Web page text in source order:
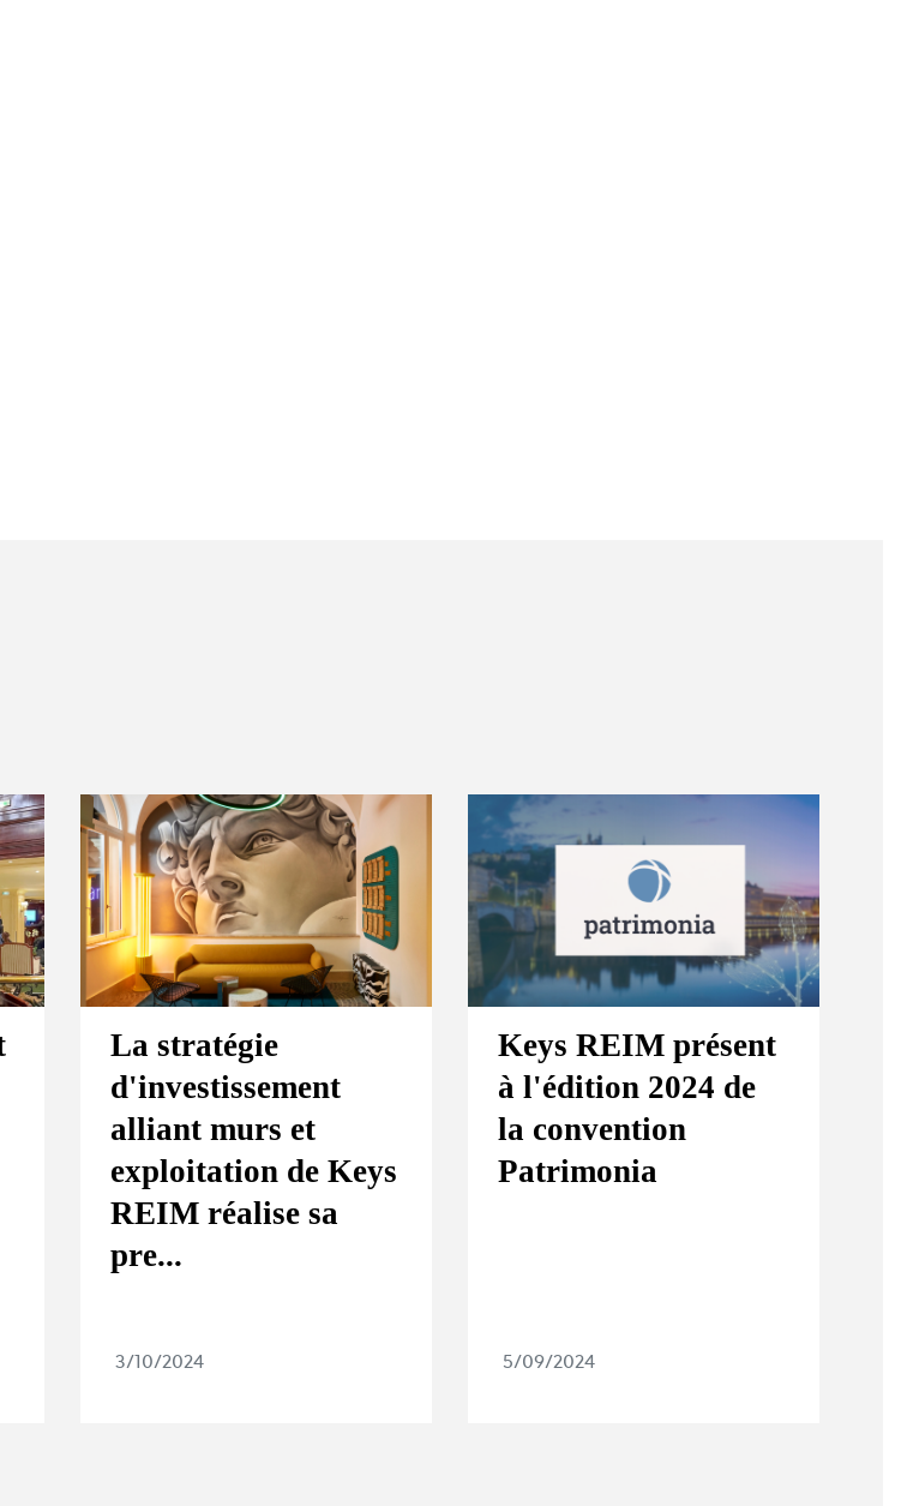
La stratégie
d'investissement
alliant murs et
exploitation de Keys
REIM réalise sa
pre...
3/10/2024
Keys REIM présent
à l'édition 2024 de
la convention
Patrimonia
5/09/2024